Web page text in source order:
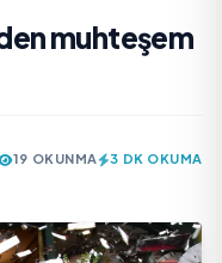
muhteşem
19 OKUNMA 3 DK OKUMA